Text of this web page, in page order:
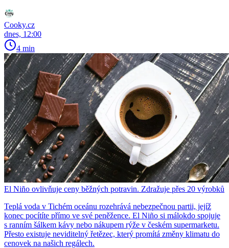
Cooky.cz
dnes, 12:00
4 min
El Niño ovlivňuje ceny běžných potravin. Zdražuje přes 20 výrobků
Teplá voda v Tichém oceánu rozehrává nebezpečnou partii, jejíž
konec pocítíte přímo ve své peněžence. El Niño si málokdo spojuje
s ranním šálkem kávy nebo nákupem rýže v českém supermarketu.
Přesto existuje neviditelný řetězec, který promítá změny klimatu do
cenovek na našich regálech.